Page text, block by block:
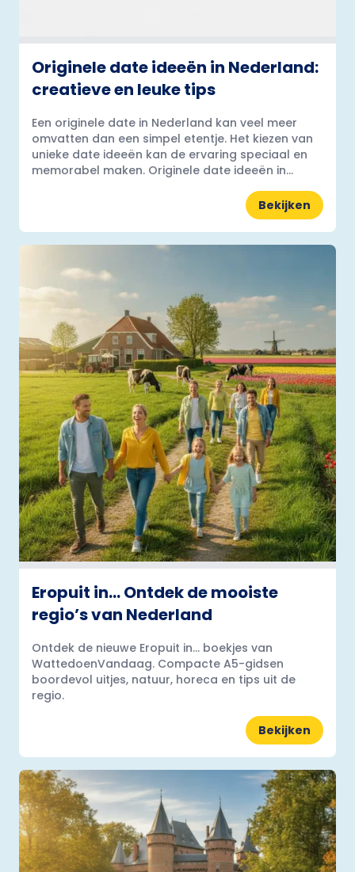
Originele date ideeën in Nederland:
creatieve en leuke tips
Een originele date in Nederland kan veel meer
omvatten dan een simpel etentje. Het kiezen van
unieke date ideeën kan de ervaring speciaal en
memorabel maken. Originele date ideeën in...
Bekijken
Eropuit in… Ontdek de mooiste
regio’s van Nederland
Ontdek de nieuwe Eropuit in... boekjes van
WattedoenVandaag. Compacte A5-gidsen
boordevol uitjes, natuur, horeca en tips uit de
regio.
Bekijken